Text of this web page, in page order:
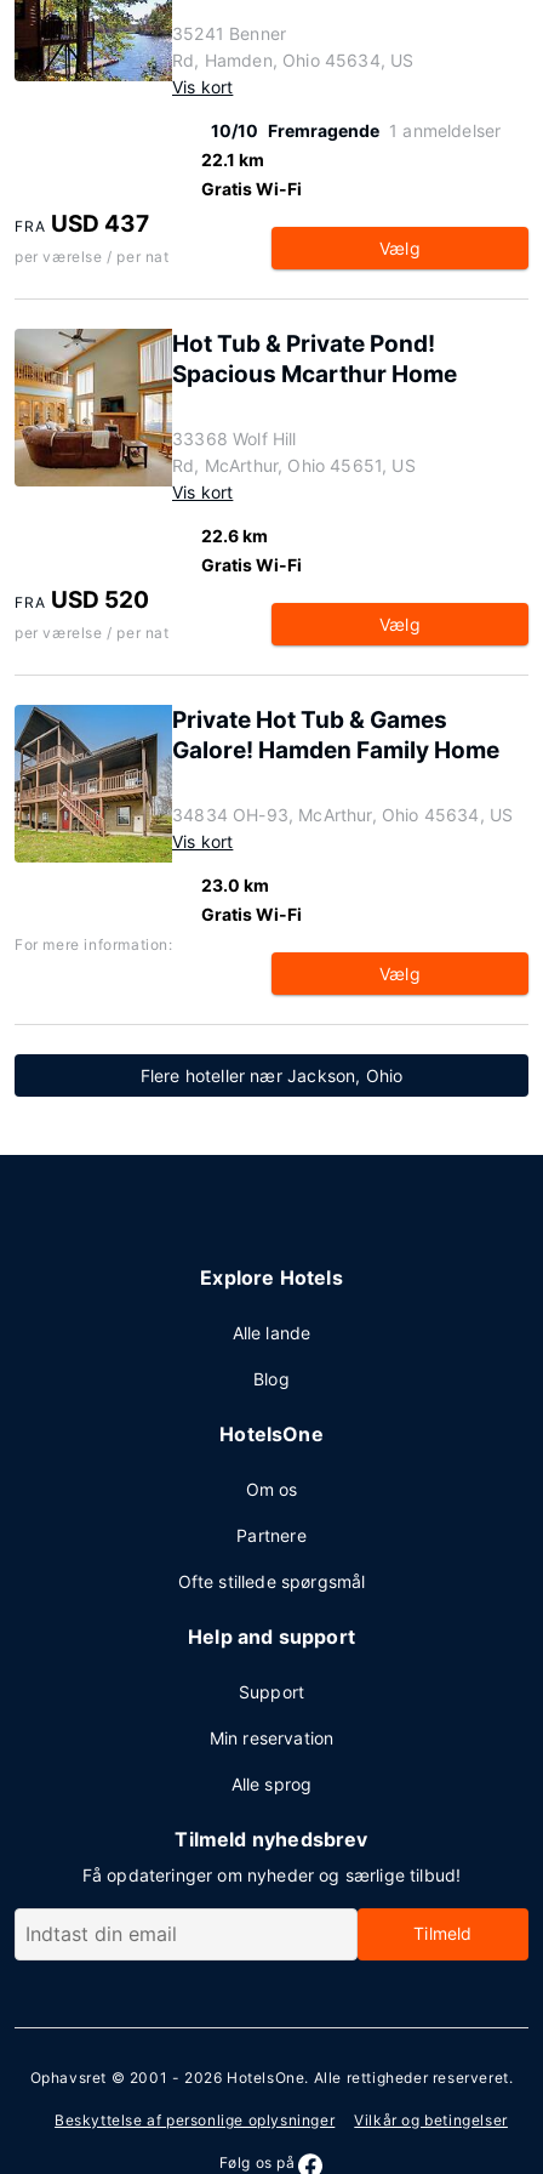
35241 Benner
Rd, Hamden, Ohio 45634, US
Vis kort
10/10 Fremragende 1 anmeldelser
22.1 km
Gratis Wi-Fi
FRA USD 437
per værelse / per nat Vælg
Hot Tub & Private Pond!
Spacious Mcarthur Home
33368 Wolf Hill
Rd, McArthur, Ohio 45651, US
Vis kort
22.6 km
Gratis Wi-Fi
FRA USD 520
per værelse / per nat Vælg
Private Hot Tub & Games
Galore! Hamden Family Home
34834 OH-93, McArthur, Ohio 45634, US
Vis kort
23.0 km
Gratis Wi-Fi
For mere information:
Vælg
Flere hoteller nær Jackson, Ohio
Explore Hotels
Alle lande
Blog
HotelsOne
Om os
Partnere
Ofte stillede spørgsmål
Help and support
Support
Min reservation
Alle sprog
Tilmeld nyhedsbrev
Få opdateringer om nyheder og særlige tilbud!
Tilmeld
Ophavsret © 2001 - 2026 HotelsOne. Alle rettigheder reserveret.
Beskyttelse af personlige oplysninger Vilkår og betingelser
Følg os på